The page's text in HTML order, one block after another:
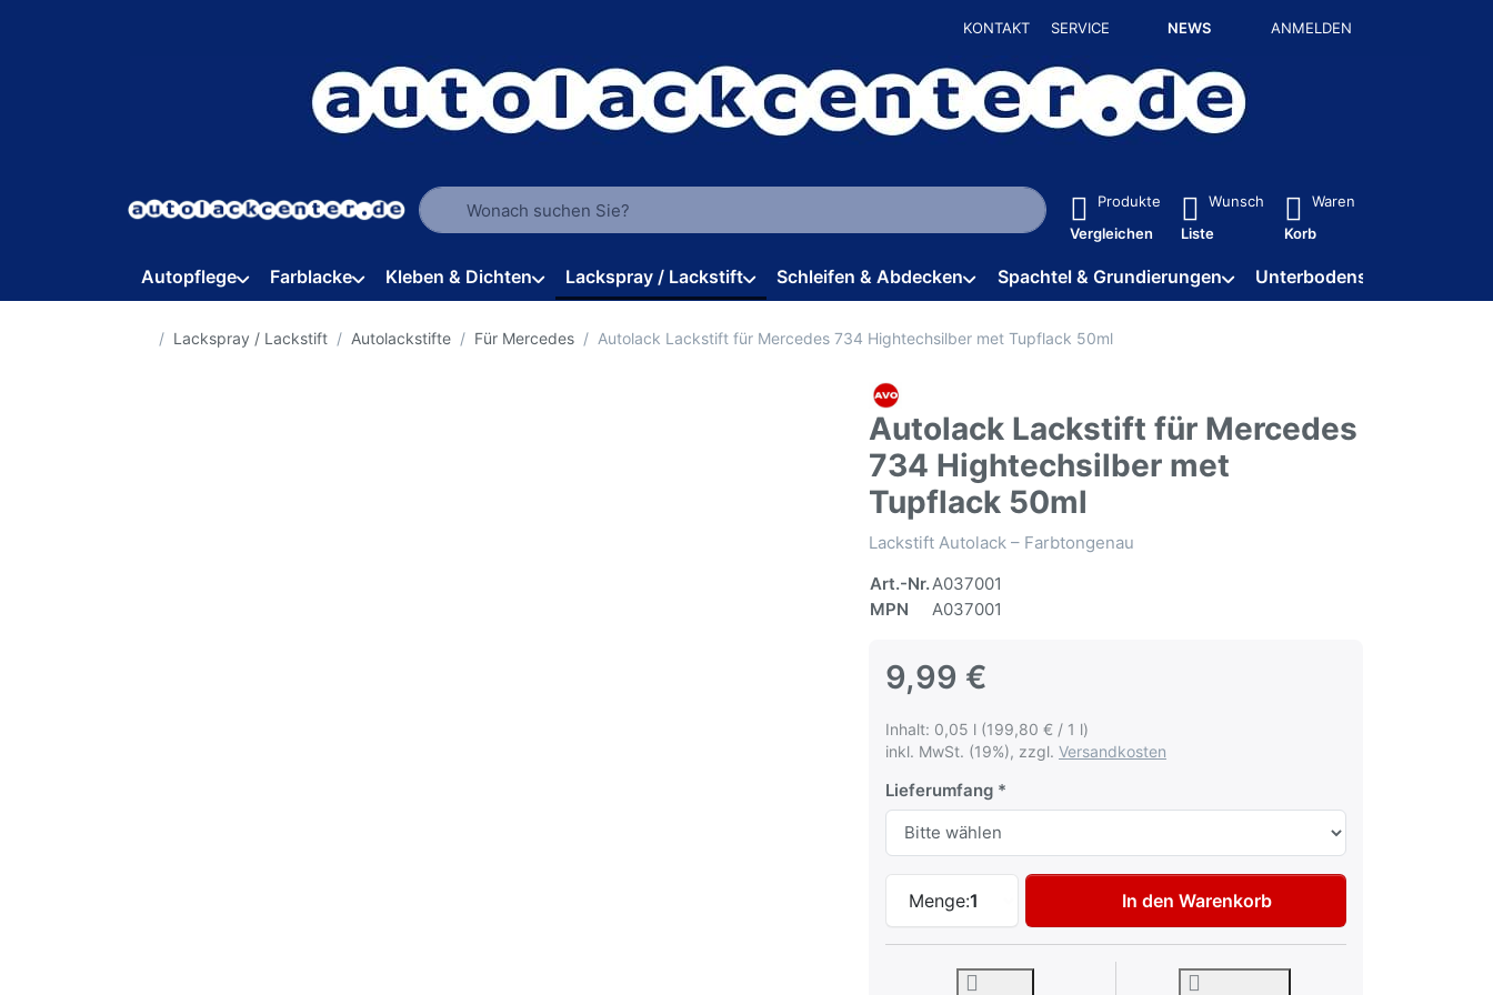
KONTAKT SERVICE NEWS ANMELDEN
Geben Sie einen Suchbegriff ein. Während Sie tippen, erscheinen automatisch erste Ergebnisse. Drücken Sie die Eingabetaste, um alle
Produkte
Vergleichen
Wunsch
Liste
Waren
Korb
Autopflege Farblacke Kleben & Dichten Lackspray / Lackstift Schleifen & Abdecken Spachtel & Grundierungen Unterbodenschutz / HV
Startseite
Lackspray / Lackstift Autolackstifte Für Mercedes Autolack Lackstift für Mercedes 734 Hightechsilber met Tupflack 50ml
Autolack Lackstift für Mercedes
734 Hightechsilber met
Tupflack 50ml
Lackstift Autolack – Farbtongenau
Art.-Nr.A037001
MPN
A037001
9,99 €
Inhalt: 0,05 l (199,80 € / 1 l)
inkl. MwSt. (19%), zzgl. Versandkosten
Lieferumfang
Menge:1
Autolack Lackstift für Mercedes 734 Hightechsilber met
In den Warenkorb